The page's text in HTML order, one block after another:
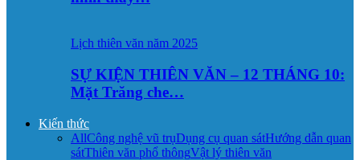
Lịch thiên văn năm 2025
SỰ KIỆN THIÊN VĂN – 12 THÁNG 10:
Mặt Trăng che…
Kiến thức
AllCông nghệ vũ trụDụng cụ quan sátHướng dẫn quan
sátThiên văn phổ thôngVật lý thiên văn